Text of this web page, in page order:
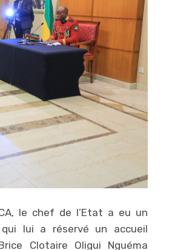
le chef de l’Etat a eu un
lui a réservé un accueil
Clotaire Oligui Nguéma